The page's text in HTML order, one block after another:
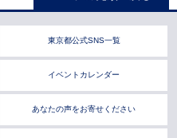
東京都公式SNS一覧
イベントカレンダー
あなたの声をお寄せください